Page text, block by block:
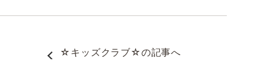
☆キッズクラブ☆の記事へ